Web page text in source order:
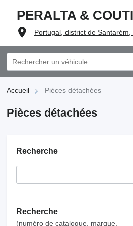
PERALTA &
Portugal, district de
Accueil Pièces détachées
Pièces détachées
Recherche
Recherche
(numéro de catalogue, marque,